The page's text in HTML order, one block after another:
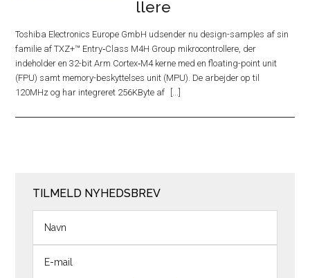
llere
Toshiba Electronics Europe GmbH udsender nu design-samples af sin
familie af TXZ+™ Entry‑Class M4H Group mikrocontrollere, der
indeholder en 32-bit Arm Cortex‑M4 kerne med en floating-point unit
(FPU) samt memory-beskyttelses unit (MPU). De arbejder op til
120MHz og har integreret 256KByte af
TILMELD NYHEDSBREV